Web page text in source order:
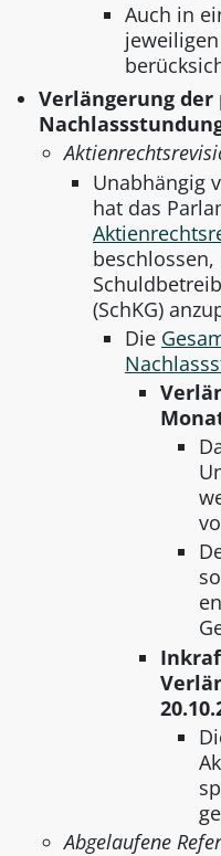
Auch in
Verlängerung der
Unabhängig
hat das
beschlossen,
(SchKG)
Die
Abgelaufene